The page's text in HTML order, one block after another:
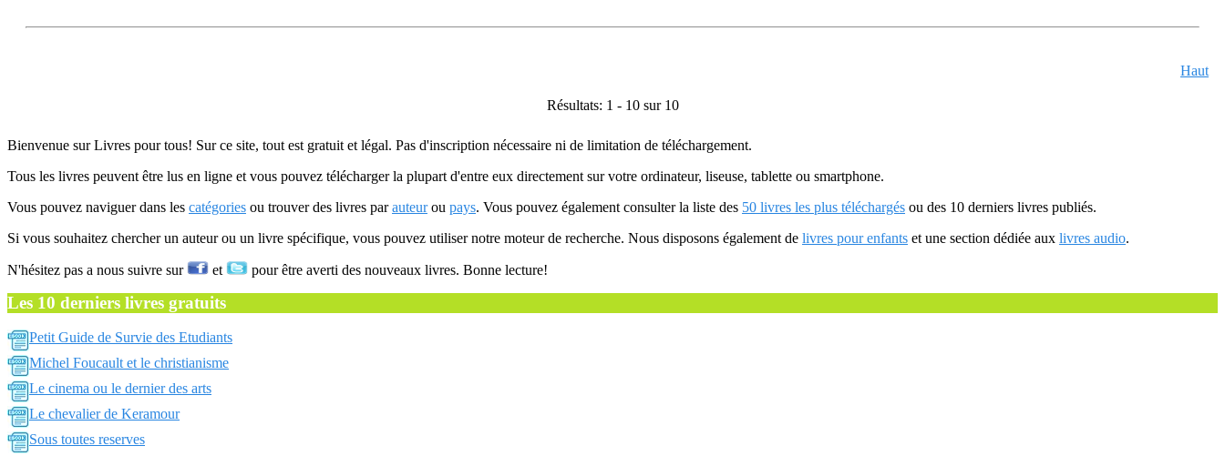
Haut
Résultats: 1 - 10 sur 10
Bienvenue sur Livres pour tous! Sur ce site, tout est gratuit et légal. Pas d'inscription nécessaire ni de limitation de téléchargement.
Tous les livres peuvent être lus en ligne et vous pouvez télécharger la plupart d'entre eux directement sur votre ordinateur, liseuse, tablette ou smartphone.
Vous pouvez naviguer dans les catégories ou trouver des livres parauteurou pays. Vous pouvez également consulter la liste des 50 livres les plus téléchargés ou des 10 derniers livres publiés.
Si vous souhaitez chercher un auteur ou un livre spécifique, vous pouvez utiliser notre moteur de recherche. Nous disposons également de livres pour enfants et une section dédiée aux livres audio.
N'hésitez pas a nous suivre sur et pour être averti des nouveaux livres. Bonne lecture!
Les 10 derniers livres gratuits
Petit Guide de Survie des Etudiants
Michel Foucault et le christianisme
Le cinema ou le dernier des arts
Le chevalier de Keramour
Sous toutes reserves